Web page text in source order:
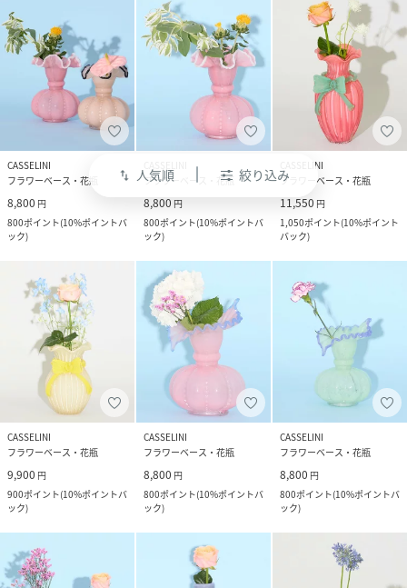
swap_vert 人気順 絞り込み
CASSELINI
フラワーベース・花瓶
8,800 円
800ポイント(10%ポイントバ
ック)
フラワーベース・花瓶
8,800 円
800ポイント(10%ポイントバ
ック)
CASSELINI
フラワーベース・花瓶
11,550 円
1,050ポイント(10%ポイント
バック)
CASSELINI
フラワーベース・花瓶
9,900 円
900ポイント(10%ポイントバ
ック)
CASSELINI
フラワーベース・花瓶
8,800 円
800ポイント(10%ポイントバ
ック)
CASSELINI
フラワーベース・花瓶
8,800 円
800ポイント(10%ポイントバ
ック)